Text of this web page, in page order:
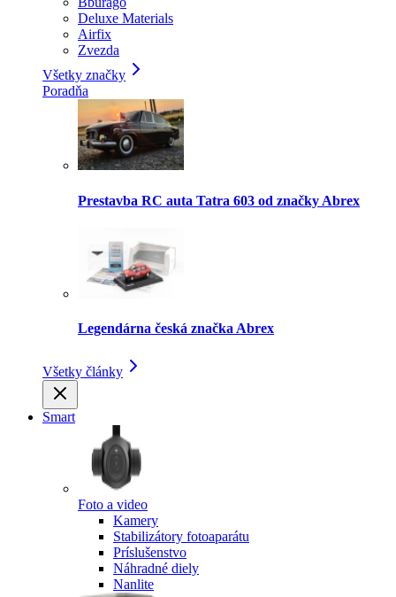
Deluxe Materials
Airfix
Zvezda
Všetky značky
Poradňa
Prestavba RC auta Tatra 603 od značky Abrex
Legendárna česká značka Abrex
Všetky články
Smart
Foto a video
Kamery
Stabilizátory fotoaparátu
Príslušenstvo
Náhradné diely
Nanlite